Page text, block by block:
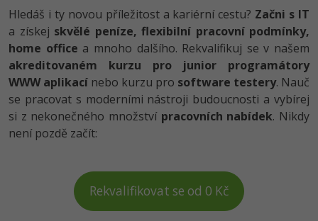
Hledáš i ty novou příležitost a kariérní cestu? Začni s IT
a získej skvělé peníze, flexibilní pracovní podmínky,
home office a mnoho dalšího. Rekvalifikuj se v našem
akreditovaném kurzu pro junior programátory
WWW aplikací nebo kurzu pro software testery. Nauč
se pracovat s moderními nástroji budoucnosti a vybírej
si z nekonečného množství pracovních nabídek. Nikdy
není pozdě začít:
Rekvalifikovat se od 0 Kč